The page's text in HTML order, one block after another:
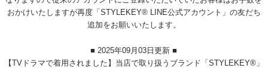
おかけいたしますが再度「STYLEKEY® LINE公式アカウント」の友だち
追加をお願いいたします。
■ 2025年09月03日更新 ■
【TVドラマで着用されました】当店で取り扱うブランド「STYLEKEY®」